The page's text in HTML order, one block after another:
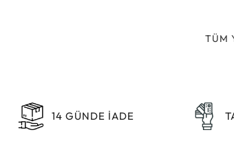
TÜM
14 GÜNDE İADE